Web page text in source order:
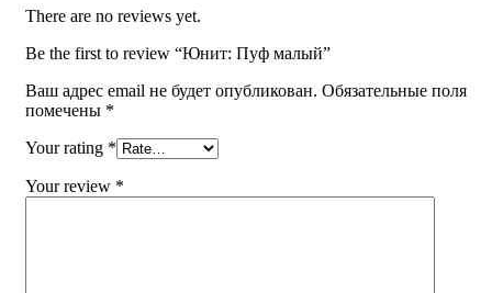
There are no reviews yet.
Be the first to review “Юнит: Пуф малый”
Ваш адрес email не будет опубликован. Обязательные поля
помечены *
Your rating *
Your review *